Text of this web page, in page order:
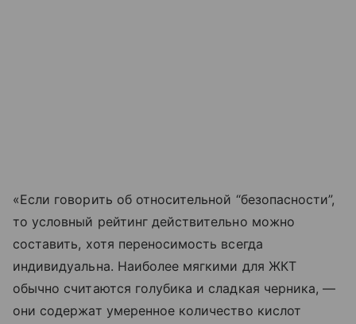
«Если говорить об относительной “безопасности”,
то условный рейтинг действительно можно
составить, хотя переносимость всегда
индивидуальна. Наиболее мягкими для ЖКТ
обычно считаются голубика и сладкая черника, —
они содержат умеренное количество кислот